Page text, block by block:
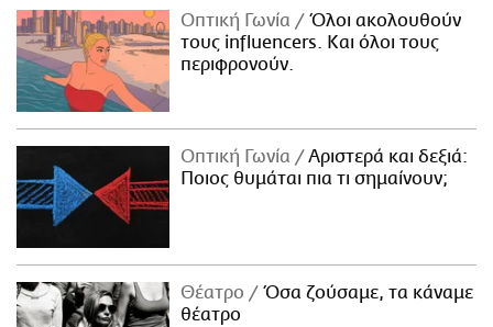
Οπτική Γωνία
Όλοι ακολουθούν
τους influencers. Και όλοι τους
περιφρονούν.
Οπτική Γωνία
Αριστερά και δεξιά:
Ποιος θυμάται πια τι σημαίνουν;
Θέατρο
Όσα ζούσαμε, τα κάναμε
θέατρο